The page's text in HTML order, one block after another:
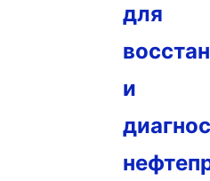
для
и